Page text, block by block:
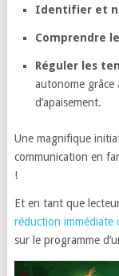
Identifier et
Comprendre
Réguler les
autonome grâce
d’apaisement.
Une magnifique
communication en
!
Et en tant que
réduction immédiate
sur le programme